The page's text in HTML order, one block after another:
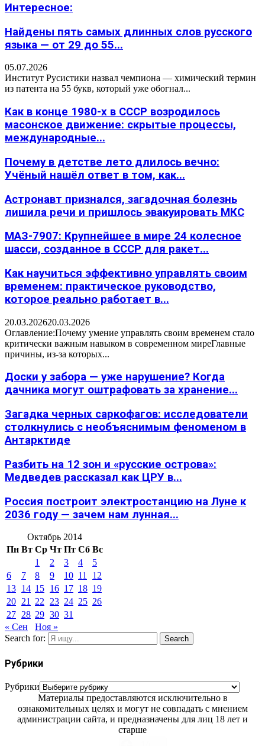
Интересное:
Найдены пять самых длинных слов русского
языка — от 29 до 55...
05.07.2026
Институт Русистики назвал чемпиона — химический термин
из патента на 55 букв, который уже обогнал...
Как в конце 1980-х в СССР возродилось
масонское движение: скрытые процессы,
международные...
Почему в детстве лето длилось вечно:
Учёный нашёл ответ в том, как...
Астронавт признался, загадочная болезнь
лишила речи и пришлось эвакуировать МКС
МАЗ-7907: Крупнейшее в мире 24 колесное
шасси, созданное в СССР для ракет...
Как научиться эффективно управлять своим
временем: практическое руководство,
которое реально работает в...
20.03.202620.03.2026
Оглавление:Почему умение управлять своим временем стало
критически важным навыком в современном миреГлавные
причины, из-за которых...
Доски у забора — уже нарушение? Когда
дачника могут оштрафовать за хранение...
Загадка черных саркофагов: исследователи
столкнулись с необъяснимым феноменом в
Антарктиде
Разбить на 12 зон и «русские острова»:
Медведев рассказал как ЦРУ в...
Россия построит электростанцию на Луне к
2036 году — зачем нам лунная...
Октябрь 2014
Пн Вт Ср Чт Пт Сб Вс
1
2 3 4
5
6
7 8 9 10 11
12
13 14 15 16 17 18 19
20 21 22 23 24 25 26
27 28 29 30 31
« Сен
Ноя »
Search for:
Search
Рубрики
Рубрики
Материалы предоставляются исключительно в
ознакомительных целях и могут не совпадать с мнением
администрации сайта, и предназначены для лиц 18 лет и
старше